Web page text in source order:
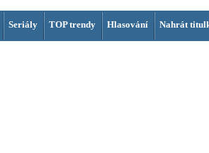
Seriály TOP trendy Hlasování Nahrát